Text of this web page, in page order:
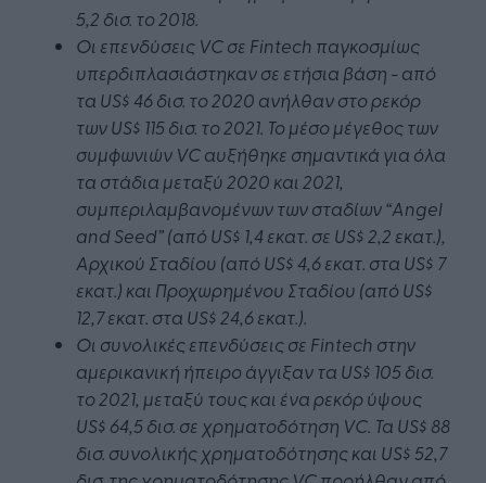
5,2 δισ. το 2018.
Οι επενδύσεις VC σε Fintech παγκοσμίως
υπερδιπλασιάστηκαν σε ετήσια βάση - από
τα US$ 46 δισ. το 2020 ανήλθαν στο ρεκόρ
των US$ 115 δισ. το 2021. Το μέσο μέγεθος των
συμφωνιών VC αυξήθηκε σημαντικά για όλα
τα στάδια μεταξύ 2020 και 2021,
συμπεριλαμβανομένων των σταδίων “Angel
and Seed” (από US$ 1,4 εκατ. σε US$ 2,2 εκατ.),
Αρχικού Σταδίου (από US$ 4,6 εκατ. στα US$ 7
εκατ.) και Προχωρημένου Σταδίου (από US$
12,7 εκατ. στα US$ 24,6 εκατ.).
Οι συνολικές επενδύσεις σε Fintech στην
αμερικανική ήπειρο άγγιξαν τα US$ 105 δισ.
το 2021, μεταξύ τους και ένα ρεκόρ ύψους
US$ 64,5 δισ. σε χρηματοδότηση VC. Τα US$ 88
δισ. συνολικής χρηματοδότησης και US$ 52,7